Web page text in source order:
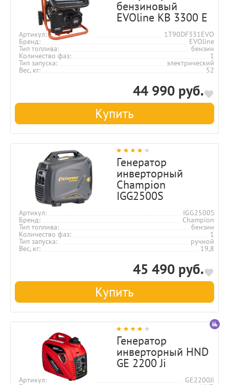
бензиновый
EVOline KB 3300 E
Артикул 1T90DF331EVO
Бренд EVOline
Тип топлива бензин
Количество фаз 1
Тип запуска электрический
Вес, кг 52
44 990 руб.
Купить
Генератор
инверторный
Champion
IGG2500S
Артикул IGG2500S
Бренд Champion
Тип топлива бензин
Количество фаз 1
Тип запуска ручной
Вес, кг 19,8
45 490 руб.
Купить
Генератор
инверторный HND
GE 2200 Ji
Артикул GE2200Ji